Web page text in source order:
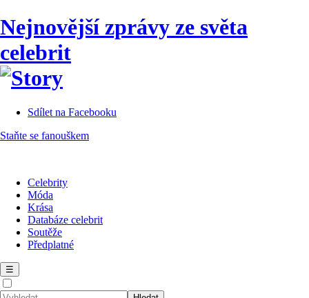
Nejnovější zprávy ze světa
celebrit
Sdílet na Facebooku
Staňte se fanouškem
Celebrity
Móda
Krása
Databáze celebrit
Soutěže
Předplatné
☰